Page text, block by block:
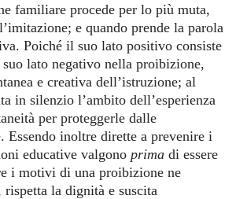
familiare procede per lo più muta,
e quando prende la parola
Poiché il suo lato positivo consiste
lato negativo nella proibizione,
e creativa dell’istruzione; al
in silenzio l’ambito dell’esperienza
per proteggerle dalle
Essendo inoltre dirette a prevenire i
educative valgono prima di essere
i motivi di una proibizione ne
la dignità e suscita